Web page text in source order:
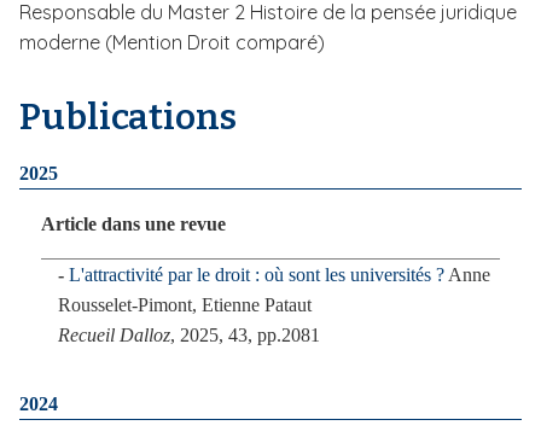
Responsable du Master 2 Histoire de la pensée juridique
moderne (Mention Droit comparé)
Publications
2025
Article dans une revue
L'attractivité par le droit : où sont les universités ? Anne
Rousselet-Pimont, Etienne Pataut
Recueil Dalloz, 2025, 43, pp.2081
2024